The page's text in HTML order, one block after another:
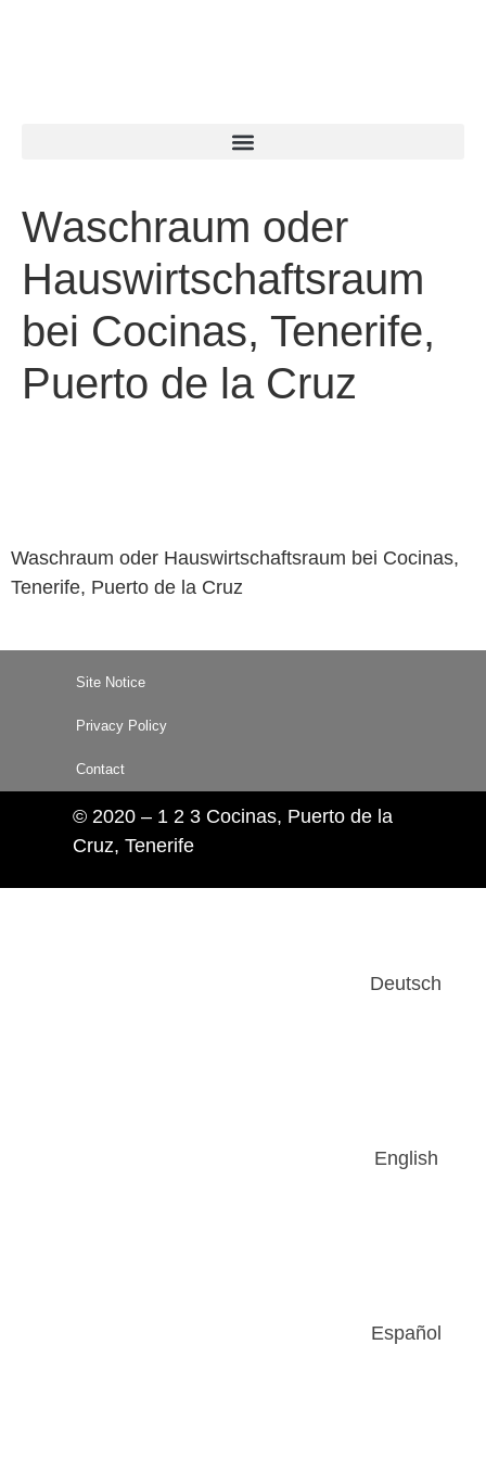
Waschraum oder
Hauswirtschaftsraum
bei Cocinas, Tenerife,
Puerto de la Cruz
Waschraum oder Hauswirtschaftsraum bei Cocinas,
Tenerife, Puerto de la Cruz
Site Notice
Privacy Policy
Contact
© 2020 – 1 2 3 Cocinas, Puerto de la
Cruz, Tenerife
Deutsch
English
Español